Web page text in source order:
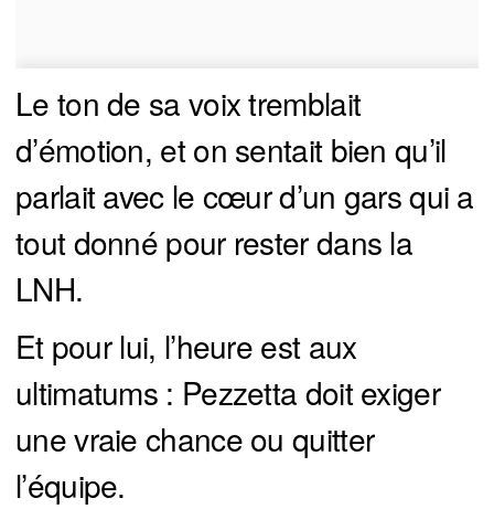
Le ton de sa voix tremblait
d’émotion, et on sentait bien qu’il
parlait avec le cœur d’un gars qui a
tout donné pour rester dans la
LNH.
Et pour lui, l’heure est aux
ultimatums : Pezzetta doit exiger
une vraie chance ou quitter
l’équipe.